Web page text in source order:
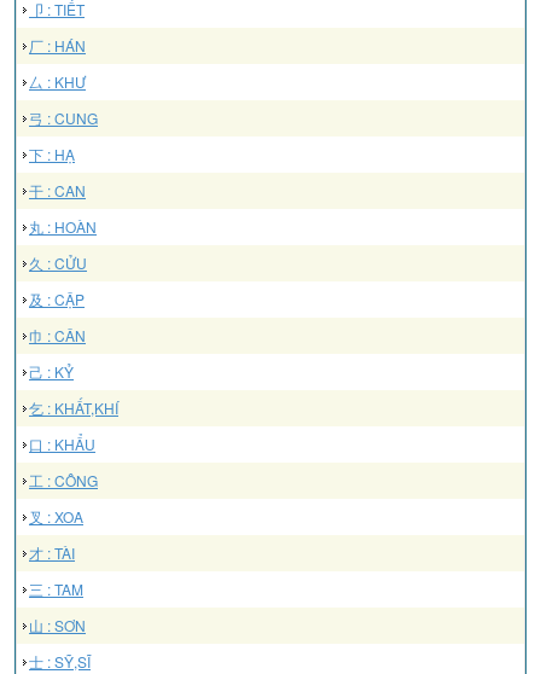
卩 : TIẾT
厂 : HÁN
厶 : KHƯ
弓 : CUNG
下 : HẠ
干 : CAN
丸 : HOÀN
久 : CỬU
及 : CẬP
巾 : CÂN
己 : KỶ
乞 : KHẤT,KHÍ
口 : KHẨU
工 : CÔNG
叉 : XOA
才 : TÀI
三 : TAM
山 : SƠN
士 : SỸ,SĨ